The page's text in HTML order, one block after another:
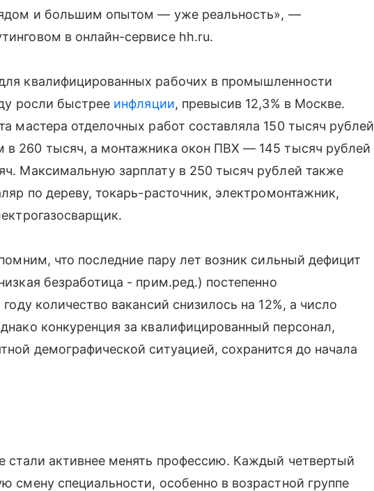
и большим опытом — уже реальность», —
в онлайн-сервисе hh.ru.
квалифицированных рабочих в промышленности
росли быстрее инфляции, превысив 12,3% в Москве.
мастера отделочных работ составляла 150 тысяч рублей
260 тысяч, а монтажника окон ПВХ — 145 тысяч рублей
Максимальную зарплату в 250 тысяч рублей также
по дереву, токарь-расточник, электромонтажник,
что последние пару лет возник сильный дефицит
безработица - прим.ред.) постепенно
количество вакансий снизилось на 12%, а число
конкуренция за квалифицированный персонал,
демографической ситуацией, сохранится до начала
стали активнее менять профессию. Каждый четвертый
смену специальности, особенно в возрастной группе